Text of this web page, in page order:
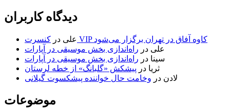
دیدگاه کاربران
علی در
کنسرت VIP کاوه آفاق در تهران برگزار می‌شود
علی در راه‌اندازی بخش موسیقی در آپارات
سینا در راه‌اندازی بخش موسیقی در آپارات
ثریا در پیشکش «گلبانگ» از خطه لرستان
لادن در وخامت حال خواننده پیشکسوت گیلانی
موضوعات